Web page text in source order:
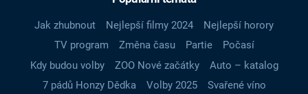
Jak zhubnout Nejlepší filmy 2024
Nejlepší horory
TV program
Změna času Partie
Počasí
Kdy budou volby
ZOO Nové začátky
Auto – katalog
7 pádů Honzy Dědka
Volby 2025
Svařené víno